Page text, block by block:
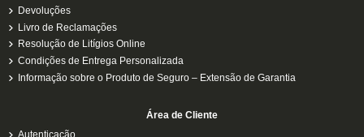
Devoluções
Livro de Reclamações
Resolução de Litígios Online
Condições de Entrega Personalizada
Informação sobre o Produto de Seguro – Extensão de Garantia
Área de Cliente
Autenticação